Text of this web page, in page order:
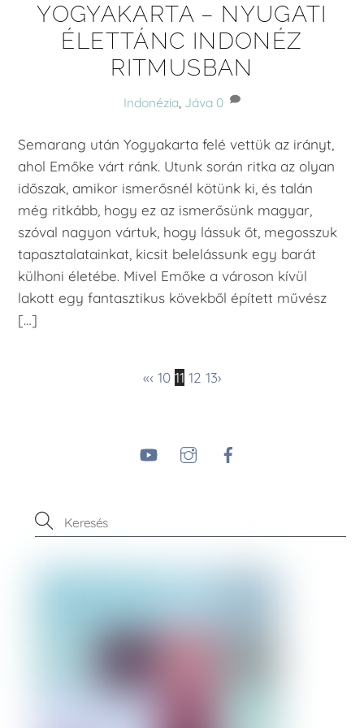
YOGYAKARTA – NYUGATI
ÉLETTÁNC INDONÉZ
RITMUSBAN
Indonézia, Jáva 0
Semarang után Yogyakarta felé vettük az irányt,
ahol Emőke várt ránk. Utunk során ritka az olyan
időszak, amikor ismerősnél kötünk ki, és talán
még ritkább, hogy ez az ismerősünk magyar,
szóval nagyon vártuk, hogy lássuk őt, megosszuk
tapasztalatainkat, kicsit belelássunk egy barát
külhoni életébe. Mivel Emőke a városon kívül
lakott egy fantasztikus kövekből épített művész
[…]
«‹ 10 11 12 13›
YouTube Instagram